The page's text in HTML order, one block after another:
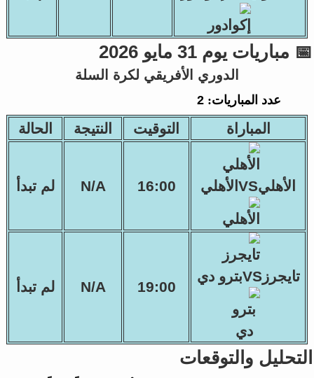
📅 مباريات يوم 31 مايو 2026
الدوري الأفريقي لكرة السلة
عدد المباريات:2
المباراة التوقيت النتيجة الحالة
الأهليVSالأهلي 16:00
N/A لم تبدأ
تايجرزVSبترو دي
19:00
N/A لم تبدأ
التحليل والتوقعات